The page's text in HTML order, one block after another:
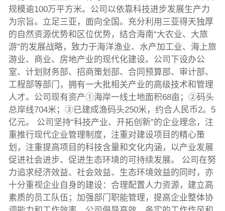
规模逾100万平方米。公司以依靠科技进步发展生产力
为宗旨。立足三亚，面向全国。充分利用三亚得天独厚
的自然资源优势和区位优势，结合海南“大农业、大旅
游”的发展战略，致力于海洋渔业、水产加工业、海上旅
游业、商业、房地产业的现代化建设。公司下设办公
室、计划财务部、招商策划部、合同预算部、审计部、
工程部等部门，拥有一大批相关产业的高级技术和管理
人才。公司现有资产①海岸一线土地面积68亩；②码头
总岸线704米；③已建成渔码头250米，约合人民币2。5
亿元。 公司坚持“科技产业、开拓创新”的企业理念，注
重推行现代企业管理制度，注重对建设项目的精心策
划，注重提高项目的科技含量和文化内涵，以产业发展
促进社会进步、促进生态环境的可持续发展。 公司在努
力追求经济效益、社会效益、生态环境效益的同时，亦
十分重视企业自身的建设：合理配置人力资源，建立高
素质的员工队伍；加强部门职能管理，提高企业整体协